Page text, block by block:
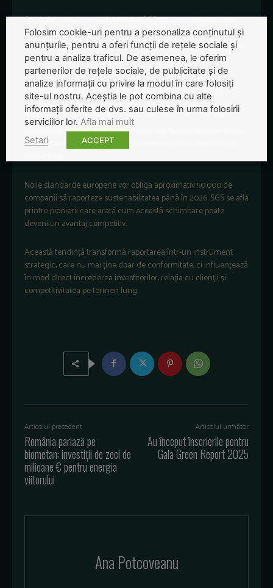
Serviciile sunt livrate sub brandul SGS sau sub umbrela unor
mărci precum Brightsight, Bluesign, Maine Pointe și
Nutrasource. Compania este listată laSIX Swiss Exchange sub
simbolul SGSN.
Context: raportarea de sustenabilitate, un nou standard
pentru afaceri
Nominalizarea SGS vine într-un moment în care raportarea de
sustenabilitate devine un criteriu esențial pentru companii la
Noile standarde europene vor obliga aproximativ 50.000 de
companii să raporteze sustenabilitatea până în 2026. SGS se află
printre pionierii care arată cum această schimbare poate
deveni un avantaj competitiv.
Această tendință transformă raportarea într-un instrument
strategic, care nu mai ține doar de conformitate, ci influențează
în mod direct încrederea investitorilor, relația cu clienții și
competitivitatea pe termen lung.
Articolul precedent
România pariază pe
biometan: investiții de zeci de
milioane € pentru energia
viitorului
Articolul următor
Au început înscrierile pentru
Gala Green Report 2025
Ana Potcoveanu
Folosim cookie-uri pentru a personaliza conținutul și
anunțurile, pentru a oferi funcții de rețele sociale și
pentru a analiza traficul. De asemenea, le oferim
partenerilor de rețele sociale, de publicitate și de
analize informații cu privire la modul în care folosiți
site-ul nostru. Aceștia le pot combina cu alte
informații oferite de dvs. sau culese în urma folosirii
serviciilor lor. Afla mai mult
Setari
ACCEPT